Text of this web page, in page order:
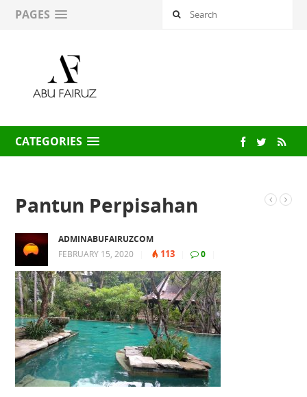
PAGES
CATEGORIES
Pantun Perpisahan
ADMINABUFAIRUZCOM
FEBRUARY 15, 2020
113 0